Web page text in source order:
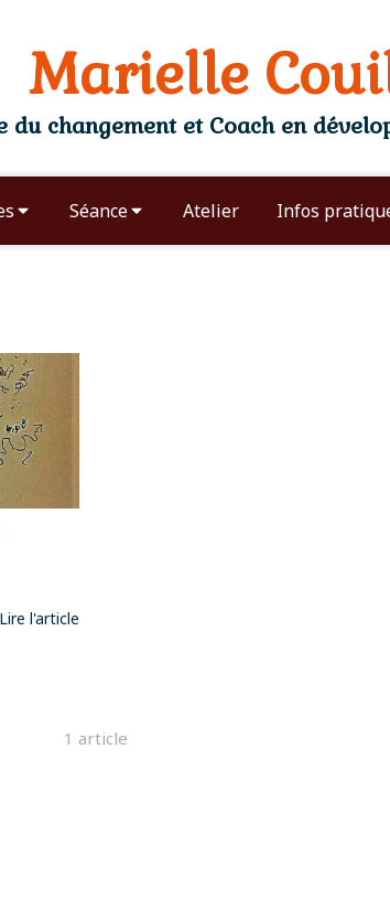
Marielle
du changement et Coach en
Séance Atelier Infos
Lire l'article
1 article